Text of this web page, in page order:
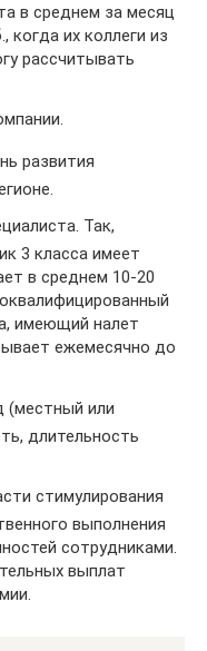
в среднем за месяц
когда их коллеги из
рассчитывать
развития
Так,
3 класса имеет
в среднем 10-20
имеющий налет
ежемесячно до
(местный или
длительность
стимулирования
выполнения
сотрудниками.
выплат